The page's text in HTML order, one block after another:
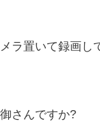
ラ置いて録画し
さんですか?